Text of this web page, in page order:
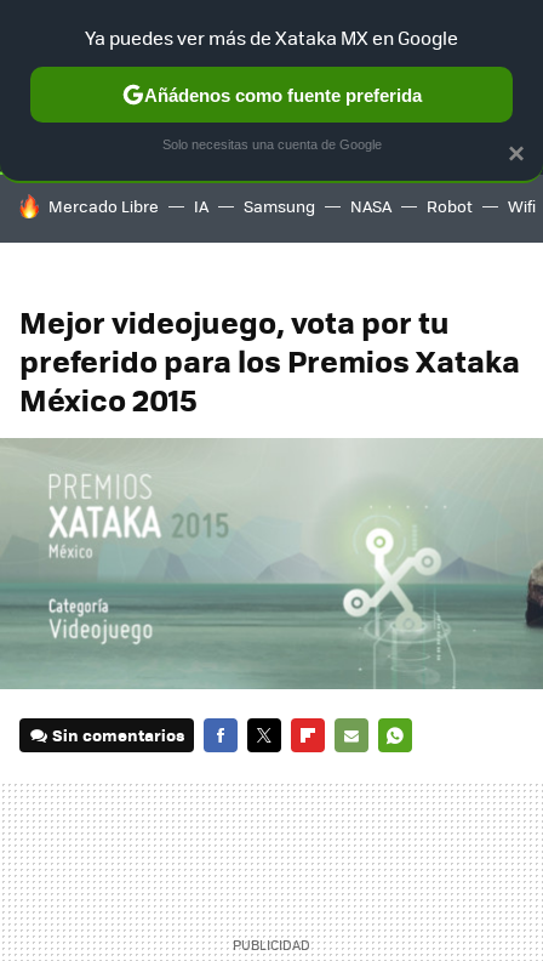
SELECCIÓN GAMING HOME AUTO TERRITORIO
HOY SE HABLA DE
Mercado Libre IA Samsung NASA Robot Wifi
Mejor videojuego, vota por tu
preferido para los Premios Xataka
México 2015
Sin comentarios
MAIL
×
Ya puedes ver más de Xataka MX en Google
Añádenos como fuente preferida
Solo necesitas una cuenta de Google